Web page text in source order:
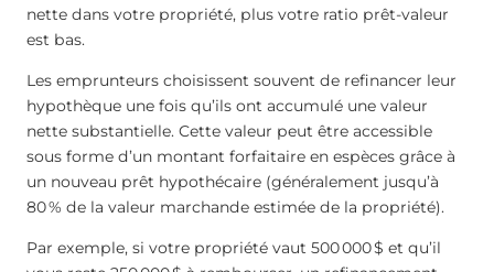
nette dans votre propriété, plus votre ratio prêt-valeur
est bas.
Les emprunteurs choisissent souvent de refinancer leur
hypothèque une fois qu’ils ont accumulé une valeur
nette substantielle. Cette valeur peut être accessible
sous forme d’un montant forfaitaire en espèces grâce à
un nouveau prêt hypothécaire (généralement jusqu’à
80 % de la valeur marchande estimée de la propriété).
Par exemple, si votre propriété vaut 500 000 $ et qu’il